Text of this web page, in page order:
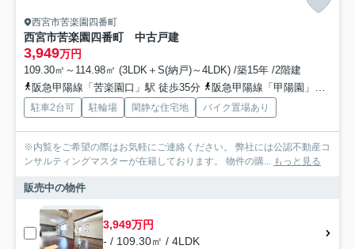
西宮市苦楽園四番町
西宮市苦楽園四番町 中古戸建
3,949万円
109.30㎡～114.98㎡ (3LDK＋S(納戸)～4LDK) /築15年 /2階建
阪急甲陽線「苦楽園口」駅 徒歩35分
阪急甲陽線「甲陽園」駅 徒歩35分
駐車2台可 駐輪場 閑静な住宅地 バイク置場あり
※内覧をご希望の際はお気軽にご連絡ください。 弊社には公認不動産コ
ンサルティングマスターが在籍しております。 物件の購... もっと見る
販売中の物件
3,949万円
- / 109.30㎡ / 4LDK